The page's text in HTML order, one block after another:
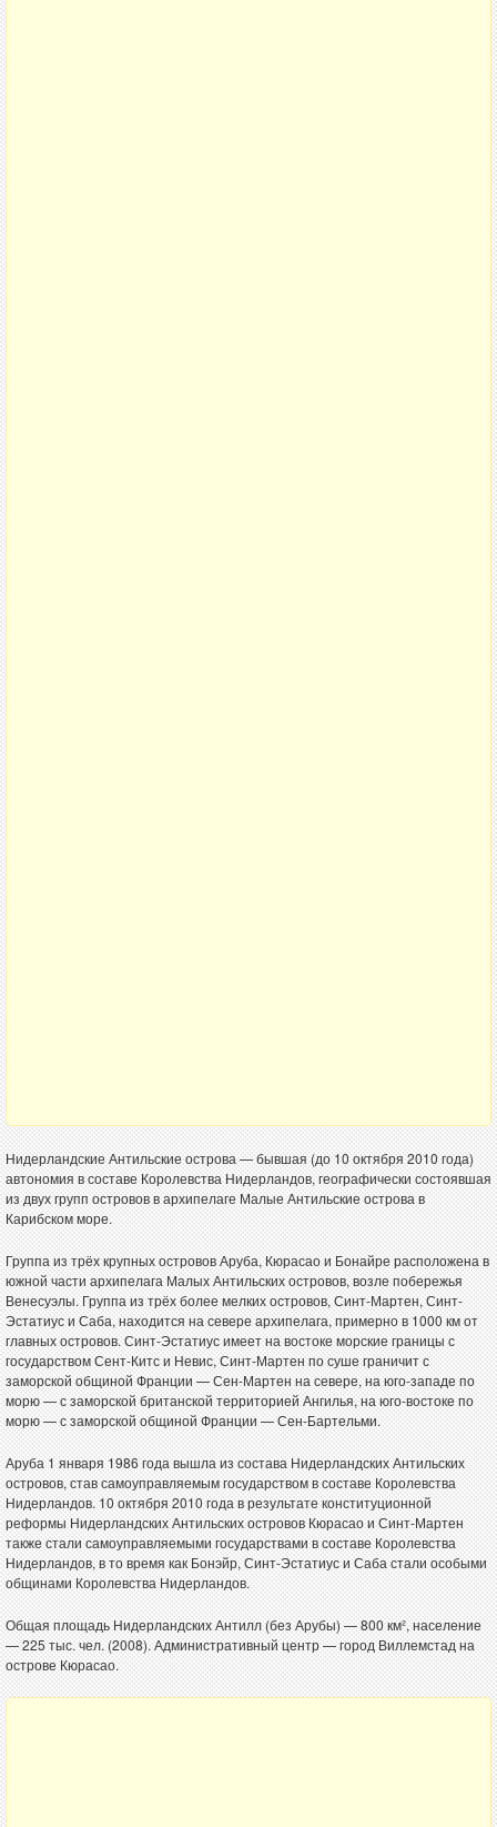
Нидерландские Антильские острова — бывшая (до 10 октября 2010 года)
автономия в составе Королевства Нидерландов, географически состоявшая
из двух групп островов в архипелаге Малые Антильские острова в
Карибском море.
Группа из трёх крупных островов Аруба, Кюрасао и Бонайре расположена в
южной части архипелага Малых Антильских островов, возле побережья
Венесуэлы. Группа из трёх более мелких островов, Синт-Мартен, Синт-
Эстатиус и Саба, находится на севере архипелага, примерно в 1000 км от
главных островов. Синт-Эстатиус имеет на востоке морские границы с
государством Сент-Китс и Невис, Синт-Мартен по суше граничит с
заморской общиной Франции — Сен-Мартен на севере, на юго-западе по
морю — с заморской британской территорией Ангилья, на юго-востоке по
морю — с заморской общиной Франции — Сен-Бартельми.
Аруба 1 января 1986 года вышла из состава Нидерландских Антильских
островов, став самоуправляемым государством в составе Королевства
Нидерландов. 10 октября 2010 года в результате конституционной
реформы Нидерландских Антильских островов Кюрасао и Синт-Мартен
также стали самоуправляемыми государствами в составе Королевства
Нидерландов, в то время как Бонэйр, Синт-Эстатиус и Саба стали особыми
общинами Королевства Нидерландов.
Общая площадь Нидерландских Антилл (без Арубы) — 800 км², население
— 225 тыс. чел. (2008). Административный центр — город Виллемстад на
острове Кюрасао.